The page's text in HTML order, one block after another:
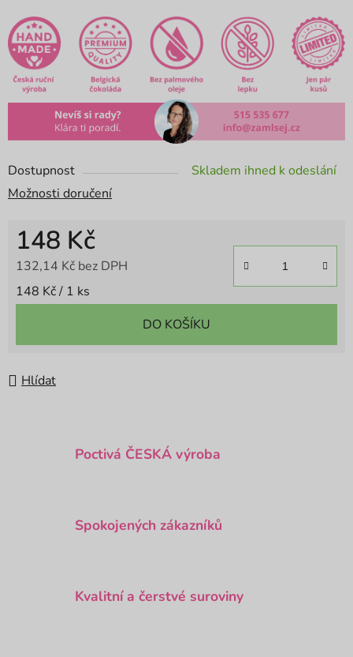
Dostupnost
Skladem ihned k odeslání
Možnosti doručení
148 Kč
132,14 Kč bez DPH
Měrná cena:
148 Kč / 1 ks
DO KOŠÍKU
Hlídat
Poctivá ČESKÁ výroba
Spokojených zákazníků
Kvalitní a čerstvé suroviny